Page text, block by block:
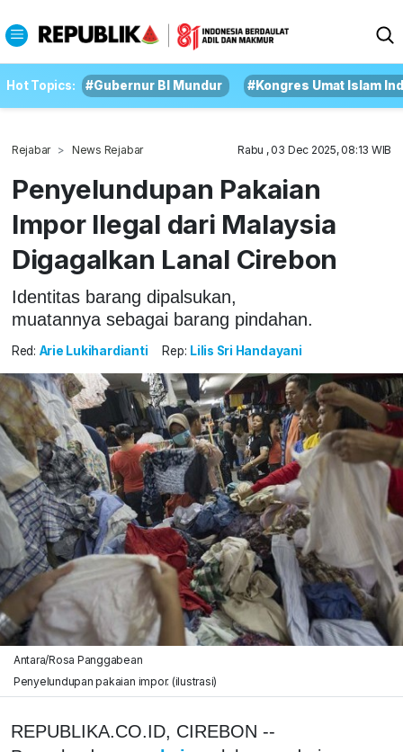
Hot Topics: #Gubernur BI Mundur #Kongres Umat Islam
Rejabar News Rejabar Rabu , 03 Dec 2025, 08:13 WIB
Penyelundupan Pakaian
Impor Ilegal dari Malaysia
Digagalkan Lanal Cirebon
Identitas barang dipalsukan,
muatannya sebagai barang pindahan.
Red: Arie Lukihardianti Rep: Lilis Sri Handayani
Antara/Rosa Panggabean
Penyelundupan pakaian impor. (ilustrasi)
REPUBLIKA.CO.ID, CIREBON --